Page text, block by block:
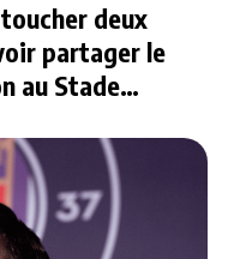
deux
partager le
au Stade